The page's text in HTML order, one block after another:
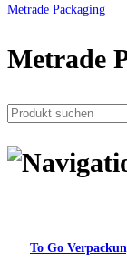
Metrade Packaging
Metrade
To Go